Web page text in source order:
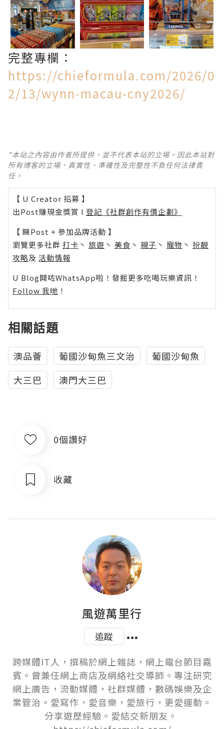
完整專欄：
https://chieformula.com/2026/0
2/13/wynn-macau-cny2026/
*本站之內容由作者所提供，並不代表本站的立場。因此本站對
所有博客的立場、真實性、準確性及完整性不負任何法律責
任。
【 U Creator 招募 】
出Post賺現金獎賞 l 登記《社群創作有價企劃》
【 睇Post + 參加品牌活動 】
瀏覽更多社群 打卡 丶 旅遊 丶 美食 丶 親子 丶 寵物 丶 扮靚
攻略及 活動情報
U Blog開咗WhatsApp啦！發掘更多吃喝玩樂資訊！
Follow 我哋 ！
相關話題
澳品薈 葡國沙甸魚三文治
葡國沙甸魚
大三巴
澳門大三巴
0個讚好
收藏
風遊萬里行
追蹤
跨媒體IT人，撰稿於網上雜誌，網上電台節目嘉
賓。曾兼任網上商店及網絡社交導師。專注研究
網上廣告，流動媒體，社群媒體，數碼娛樂及企
業管治。愛寫作，愛音樂，愛旅行，更愛運動。
分享遊歷經驗。愛結交新朋友。